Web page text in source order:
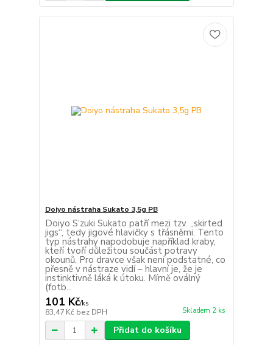
Doiyo nástraha Sukato 3,5g PB
Doiyo S‘zuki Sukato patří mezi tzv. „skirted
jigs“, tedy jigové hlavičky s třásněmi. Tento
typ nástrahy napodobuje například kraby,
kteří tvoří důležitou součást potravy
okounů. Pro dravce však není podstatné, co
přesně v nástraze vidí – hlavní je, že je
instinktivně láká k útoku. Mírně oválný
(fotb...
101 Kč/ks
83,47 Kč bez DPH Skladem 2 ks
Přidat do košíku